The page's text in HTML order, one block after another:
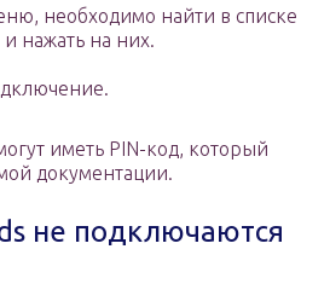
необходимо найти в списке
нажать на них.
иметь PIN-код, который
документации.
не подключаются